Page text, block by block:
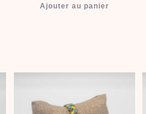
Ajouter au panier